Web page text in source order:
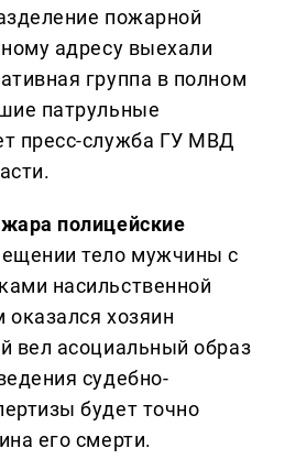
пожарной
адресу выехали
группа в полном
патрульные
пресс-служба ГУ МВД
полицейские
тело мужчины с
насильственной
хозяин
вел асоциальный образ
судебно-
будет точно
его смерти.